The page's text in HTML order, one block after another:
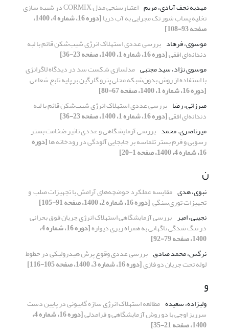
مهدیه نجف آبادی، مریم
اعتبارسنجی مدل CORMIX در شبیه سازی
تخلیه پساب شور تک مجرایی به آب دریا [دوره 16، شماره 4، 1400،
صفحه 93-108]
موسوی، فرهاد بررسی عددی استهلاک انرژی شیب‌شکن قائم با لبه‌
دندانه‌ای افقی[دوره 16، شماره 1، 1400، صفحه 23-36]
موسوی نژاد، سید مجتبی مدل‏سازی شکست سد در دیدگاه لاگرانژی
با استفاده از روش بدون‌شبکه محلی پترو گلرگین بر پایه تابع شعاعی
[دوره 16، شماره 1، 1400، صفحه 67-80]
میرزائی، رضا بررسی عددی استهلاک انرژی شیب‌شکن قائم با لبه‌
دندانه‌ای افقی[دوره 16، شماره 1، 1400، صفحه 23-36]
میرناصری، محمد بررسی آزمایشگاهی و عددی تاثیر ضخامت بستر
رسوبی و فرم بستر تلماسه بر جابجایی آلودگی در رودخانه ها[دوره
16، شماره 4، 1400، صفحه 1-20]
ن
نبوی، هدی مقایسه عملکرد حوضچه‌های آرامش با تجهیزات صلب ‏ و
تجهیزات توری‌سنگی ‏[دوره 16، شماره 2، 1400، صفحه 91-105]
نجیبی، امیر بررسی آزمایشگاهی استهلاک انرژی جریان فوق بحرانی
در تنگ شدگی ناگهانی به همراه زبری دیواره [دوره 16، شماره 4،
1400، صفحه 79-92]
نرگس، محمد صادق بررسی عددی وقوع پرش هیدرولیکی در خطوط
لوله تحت جریان دو فازی[دوره 16، شماره 3، 1400، صفحه 105-116]
و
ولیزاده، سعیده مطالعه استهلاک انرژی سازه گابیونی در پایین دست
سرریز اوجی با دو روش آزمایشگاهی و فرامدلی [دوره 16، شماره 4،
1400، صفحه 21-35]